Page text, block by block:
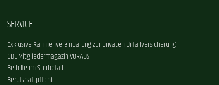
SERVICE
Exklusive Rahmenvereinbarung zur privaten Unfallversicherung
GDL-Mitgliedermagazin VORAUS
Beihilfe im Sterbefall
Berufshaftpflicht